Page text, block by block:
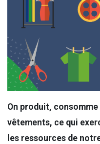
On produit,
vêtements, ce qui
les ressources de